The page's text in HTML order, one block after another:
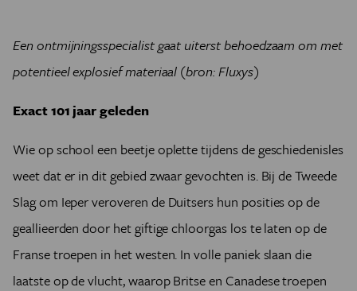
Een ontmijningsspecialist gaat uiterst behoedzaam om met
potentieel explosief materiaal (bron: Fluxys)
Exact 101 jaar geleden
Wie op school een beetje oplette tijdens de geschiedenisles
weet dat er in dit gebied zwaar gevochten is. Bij de Tweede
Slag om Ieper veroveren de Duitsers hun posities op de
geallieerden door het giftige chloorgas los te laten op de
Franse troepen in het westen. In volle paniek slaan die
laatste op de vlucht, waarop Britse en Canadese troepen